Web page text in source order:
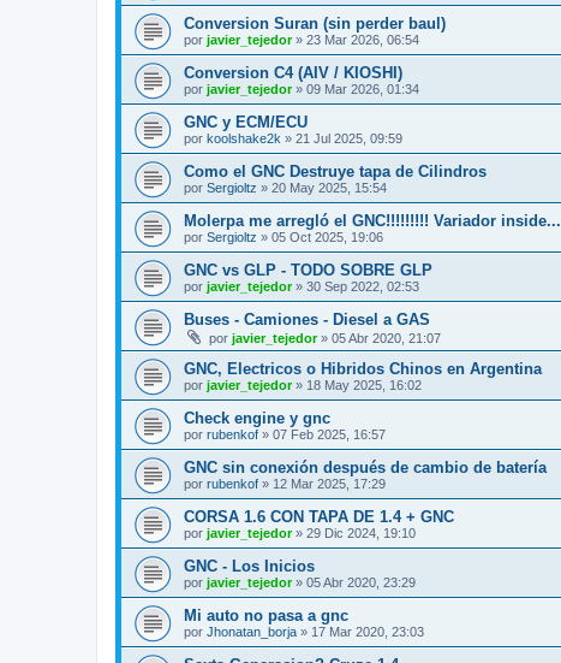
Conversion Suran (sin perder baul)
por javier_tejedor» 23 Mar 2026, 06:54
Conversion C4 (AIV / KIOSHI)
por javier_tejedor» 09 Mar 2026, 01:34
GNC y ECM/ECU
por koolshake2k » 21 Jul 2025, 09:59
Como el GNC Destruye tapa de Cilindros
por Sergioltz » 20 May 2025, 15:54
Molerpa me arregló el GNC!!!!!!!!! Variador inside...
por Sergioltz » 05 Oct 2025, 19:06
GNC vs GLP - TODO SOBRE GLP
por javier_tejedor» 30 Sep 2022, 02:53
Buses - Camiones - Diesel a GAS
por javier_tejedor» 05 Abr 2020, 21:07
GNC, Electricos o Hibridos Chinos en Argentina
por javier_tejedor» 18 May 2025, 16:02
Check engine y gnc
por rubenkof » 07 Feb 2025, 16:57
GNC sin conexión después de cambio de batería
por rubenkof » 12 Mar 2025, 17:29
CORSA 1.6 CON TAPA DE 1.4 + GNC
por javier_tejedor» 29 Dic 2024, 19:10
GNC - Los Inicios
por javier_tejedor» 05 Abr 2020, 23:29
Mi auto no pasa a gnc
por Jhonatan_borja » 17 Mar 2020, 23:03